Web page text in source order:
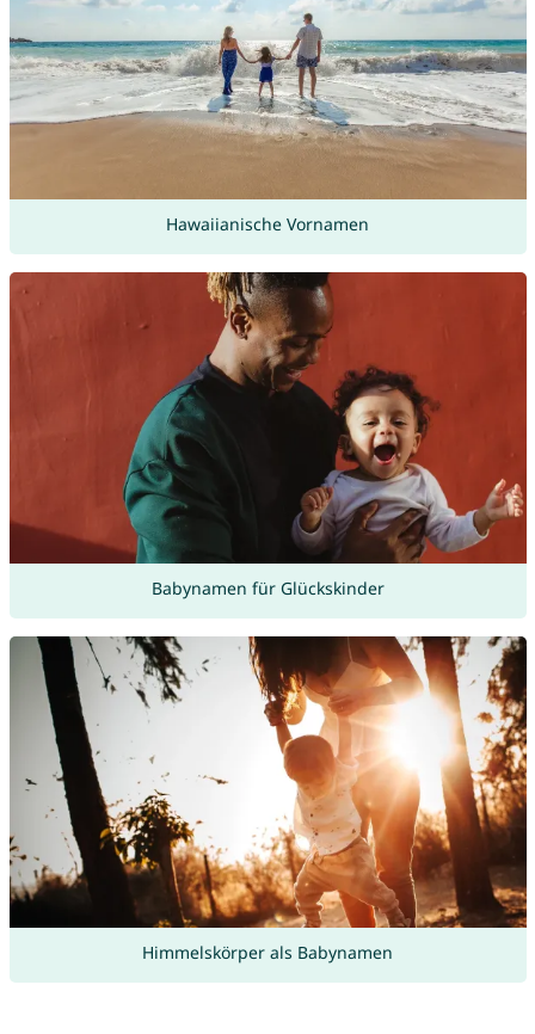
Hawaiianische Vornamen
Babynamen für Glückskinder
Himmelskörper als Babynamen